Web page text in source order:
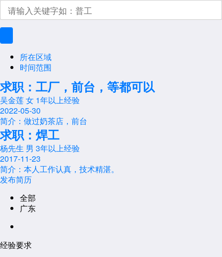
所在区域
时间范围
求职：工厂，前台，等都可以
吴金莲女 1年以上经验
2022-05-30
简介：做过奶茶店，前台
求职：焊工
杨先生 男 3年以上经验
2017-11-23
简介：本人工作认真，技术精湛。
发布简历
全部
广东
经验要求